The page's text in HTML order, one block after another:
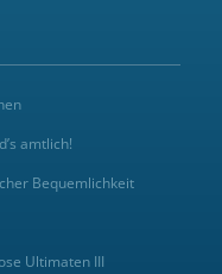
amtlich!
Bequemlichkeit
Ultimaten III